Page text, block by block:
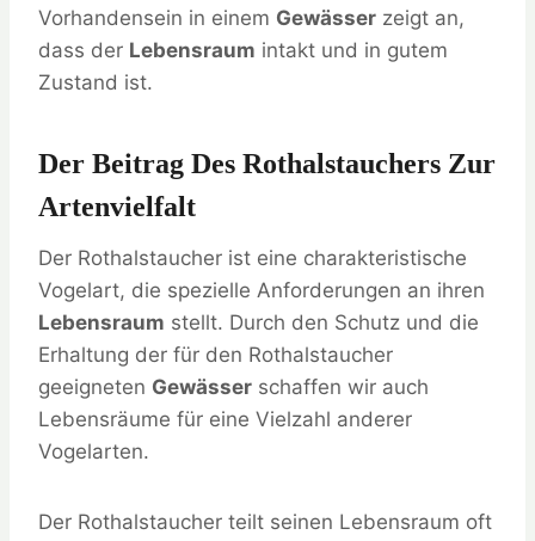
Vorhandensein in einem Gewässer zeigt an,
dass der Lebensraum intakt und in gutem
Zustand ist.
Der Beitrag Des Rothalstauchers Zur
Artenvielfalt
Der Rothalstaucher ist eine charakteristische
Vogelart, die spezielle Anforderungen an ihren
Lebensraum stellt. Durch den Schutz und die
Erhaltung der für den Rothalstaucher
geeigneten Gewässer schaffen wir auch
Lebensräume für eine Vielzahl anderer
Vogelarten.
Der Rothalstaucher teilt seinen Lebensraum oft